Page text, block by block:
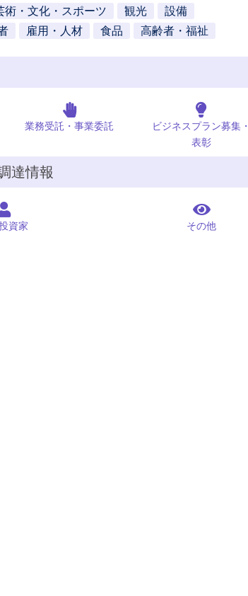
術・文化・スポーツ 観光
設備
雇用・人材 食品 高齢者・福祉
業務受託・事業委託
ビジネスプラン募集・
表彰
達情報
資家 その他